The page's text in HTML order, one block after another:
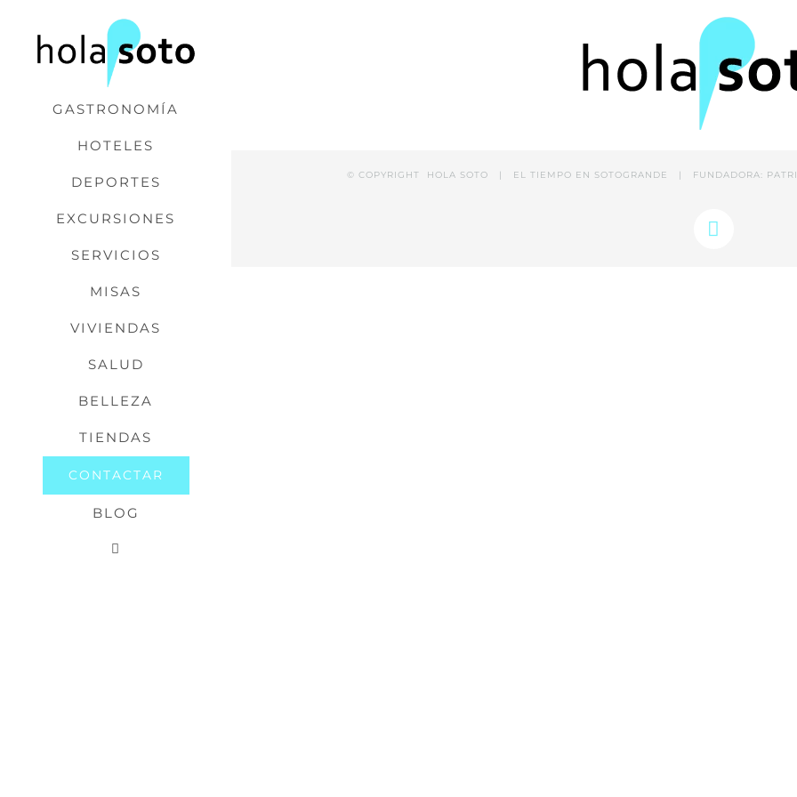
GASTRONOMÍA
HOTELES
DEPORTES
EXCURSIONES
SERVICIOS
MISAS
VIVIENDAS
SALUD
BELLEZA
TIENDAS
CONTACTAR
BLOG
© COPYRIGHT HOLA SOTO | EL TIEMPO EN SOTOGRANDE | FUNDADORA: